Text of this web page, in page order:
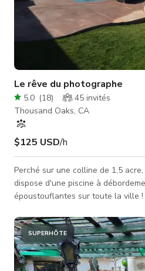
Le rêve du photographe
5.0 (18) 45 invités
Thousand Oaks, CA
$125 USD/h
Perché sur une colline de 1,5
dispose d'une piscine à
époustouflantes sur toute la ville !
cet endroit l'emplacement ultime
clips musicaux et des événements intimes.
l'intérieur offrent une vue depuis
abondance de lumière naturelle
SUPERHÔTE